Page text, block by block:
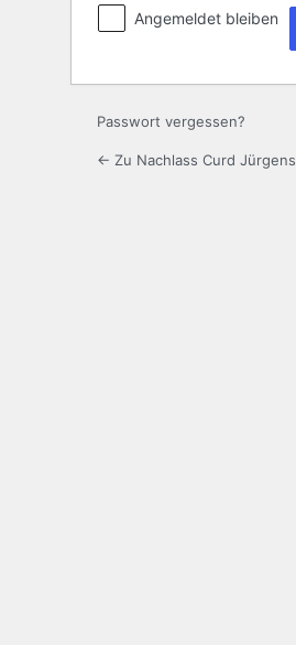
Angemeldet bleiben
Passwort vergessen?
← Zu Nachlass Curd Jürgens